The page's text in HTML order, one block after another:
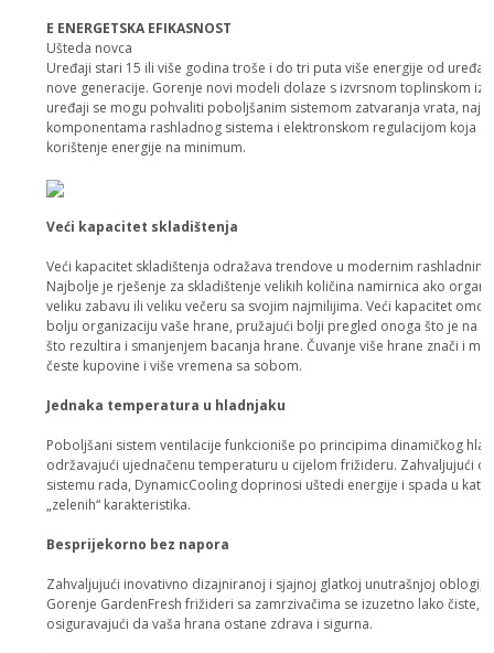
E ENERGETSKA EFIKASNOST
Ušteda novca
Uređaji stari 15 ili više godina troše i do tri puta više energije od uređaja
nove generacije. Gorenje novi modeli dolaze s izvrsnom toplinskom
uređaji se mogu pohvaliti poboljšanim sistemom zatvaranja vrata,
komponentama rashladnog sistema i elektronskom regulacijom koja
korištenje energije na minimum.
Veći kapacitet skladištenja
Veći kapacitet skladištenja odražava trendove u modernim rashladnim
Najbolje je rješenje za skladištenje velikih količina namirnica ako
veliku zabavu ili veliku večeru sa svojim najmilijima. Veći kapacitet
bolju organizaciju vaše hrane, pružajući bolji pregled onoga što je na
što rezultira i smanjenjem bacanja hrane. Čuvanje više hrane znači i
česte kupovine i više vremena sa sobom.
Jednaka temperatura u hladnjaku
Poboljšani sistem ventilacije funkcioniše po principima dinamičkog
održavajući ujednačenu temperaturu u cijelom frižideru. Zahvaljujući
sistemu rada, DynamicCooling doprinosi uštedi energije i spada u
„zelenih“ karakteristika.
Besprijekorno bez napora
Zahvaljujući inovativno dizajniranoj i sjajnoj glatkoj unutrašnjoj oblogi,
Gorenje GardenFresh frižideri sa zamrzivačima se izuzetno lako čiste,
osiguravajući da vaša hrana ostane zdrava i sigurna.